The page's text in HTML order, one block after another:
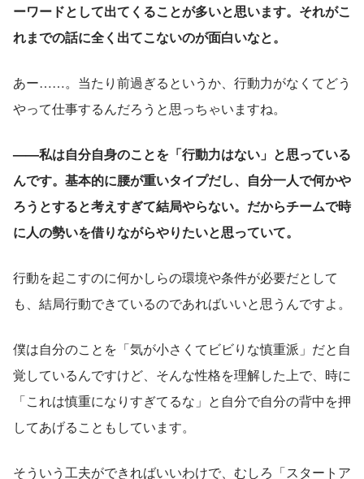
ーワードとして出てくることが多いと思います。それがこ
れまでの話に全く出てこないのが面白いなと。
あー……。当たり前過ぎるというか、行動力がなくてどう
やって仕事するんだろうと思っちゃいますね。
——私は自分自身のことを「行動力はない」と思っている
んです。基本的に腰が重いタイプだし、自分一人で何かや
ろうとすると考えすぎて結局やらない。だからチームで時
に人の勢いを借りながらやりたいと思っていて。
行動を起こすのに何かしらの環境や条件が必要だとして
も、結局行動できているのであればいいと思うんですよ。
僕は自分のことを「気が小さくてビビりな慎重派」だと自
覚しているんですけど、そんな性格を理解した上で、時に
「これは慎重になりすぎてるな」と自分で自分の背中を押
してあげることもしています。
そういう工夫ができればいいわけで、むしろ「スタートア